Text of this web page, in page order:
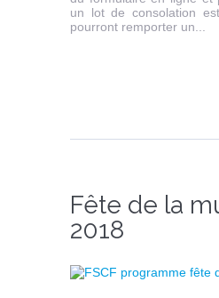
un lot de consolation
pourront remporter un...
Fête de la
2018